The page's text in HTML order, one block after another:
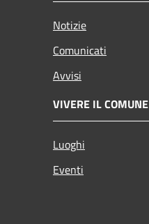
Notizie
Comunicati
Avvisi
VIVERE IL COMUNE
Luoghi
Eventi